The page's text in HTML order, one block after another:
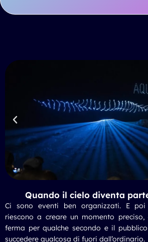
Quando il cielo diventa
Ci sono eventi ben organizzati. E
riescono a creare un momento
ferma per qualche secondo e il
succedere qualcosa di fuori dall’ordinario.